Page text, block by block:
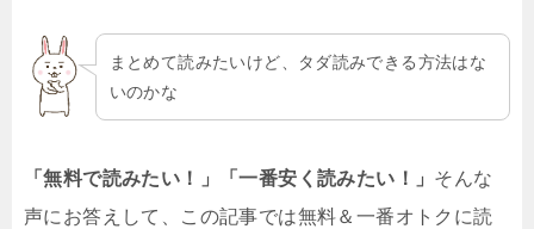
まとめて読みたいけど、タダ読みできる方法はな
いのかな
「無料で読みたい！」「一番安く読みたい！」 そんな
声にお答えして、この記事では無料＆一番オトクに読